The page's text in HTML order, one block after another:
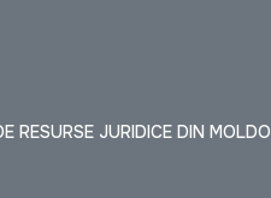
RESURSE JURIDICE DIN